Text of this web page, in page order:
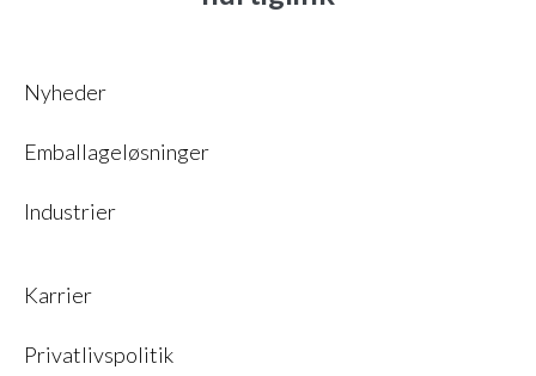
Nyheder
Emballageløsninger
Industrier
Karrier
Privatlivspolitik